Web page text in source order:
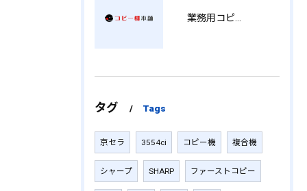
タグ Tags
京セラ 3554ci コピー機 複合機
シャープ SHARP ファーストコピー